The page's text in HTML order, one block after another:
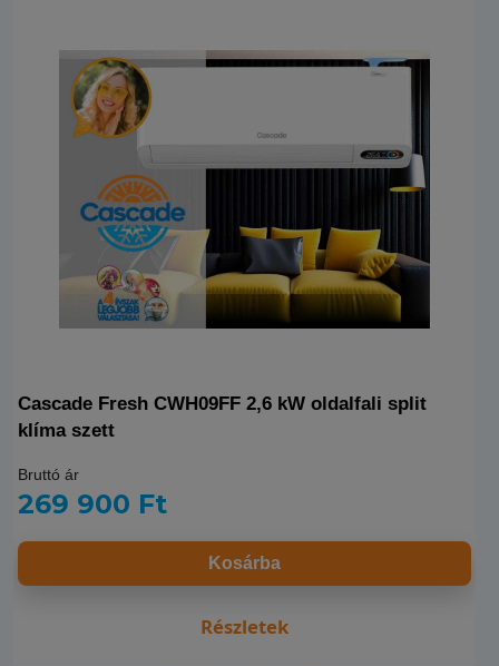
Cascade Fresh CWH09FF 2,6 kW oldalfali split
klíma szett
Bruttó ár
269 900 Ft
Kosárba
Részletek